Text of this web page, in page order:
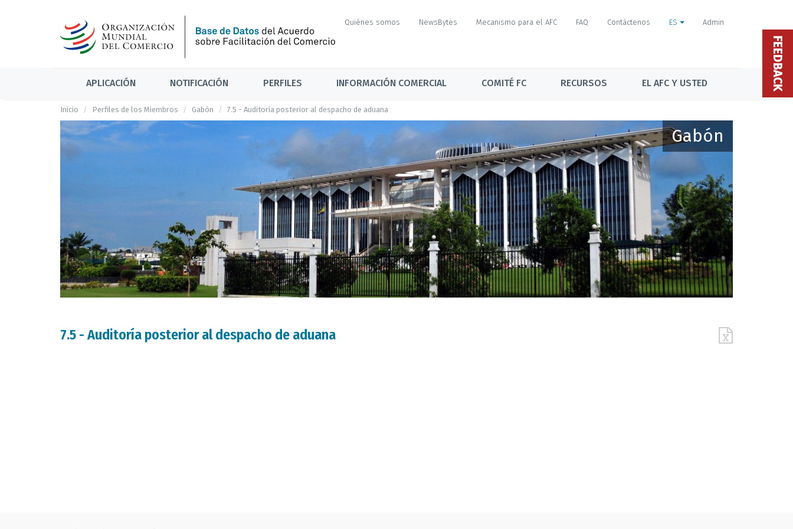
Quiénes somos NewsBytes Mecanismo para el AFC FAQ Contáctenos ES Admin
APLICACIÓN NOTIFICACIÓN PERFILES INFORMACIÓN COMERCIAL COMITÉ FC RECURSOS EL AFC Y USTED
Inicio Perfiles de los Miembros Gabón 7.5 - Auditoría posterior al despacho de aduana
Gabón
7.5 - Auditoría posterior al despacho de aduana
FEEDBACK